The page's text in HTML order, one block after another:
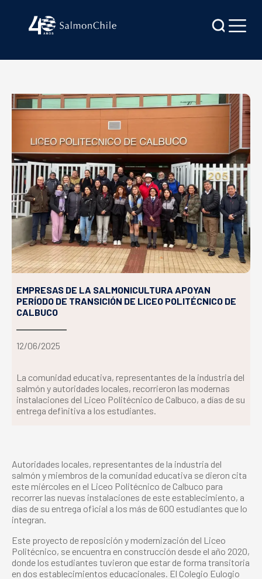
EMPRESAS DE LA SALMONICULTURA APOYAN
PERÍODO DE TRANSICIÓN DE LICEO POLITÉCNICO DE
CALBUCO
12/06/2025
La comunidad educativa, representantes de la industria del
salmón y autoridades locales, recorrieron las modernas
instalaciones del Liceo Politécnico de Calbuco, a días de su
entrega definitiva a los estudiantes.
Autoridades locales, representantes de la industria del
salmón y miembros de la comunidad educativa se dieron cita
este miércoles en el Liceo Politécnico de Calbuco para
recorrer las nuevas instalaciones de este establecimiento, a
días de su entrega oficial a los más de 600 estudiantes que lo
integran.
Este proyecto de reposición y modernización del Liceo
Politécnico, se encuentra en construcción desde el año 2020,
donde los estudiantes tuvieron que estar de forma transitoria
en dos establecimientos educacionales. El Colegio Eulogio